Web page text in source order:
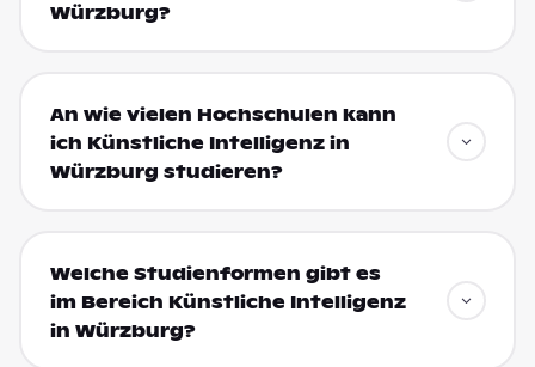
Würzburg?
An wie vielen Hochschulen kann
ich Künstliche Intelligenz in
Würzburg studieren?
Welche Studienformen gibt es
im Bereich Künstliche Intelligenz
in Würzburg?